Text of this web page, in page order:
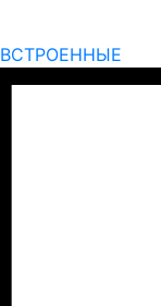
ВСТРОЕННЫЕ